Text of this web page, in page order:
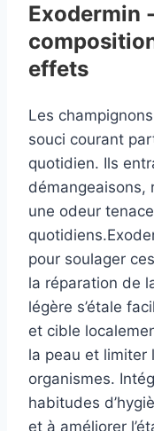
Exodermin
effets
Les
souci courant
quotidien. Ils
démangeaisons,
une odeur
pour soulager
la réparation de
légère s’étale
et cible
la peau et limiter
organismes.
habitudes
et à améliorer